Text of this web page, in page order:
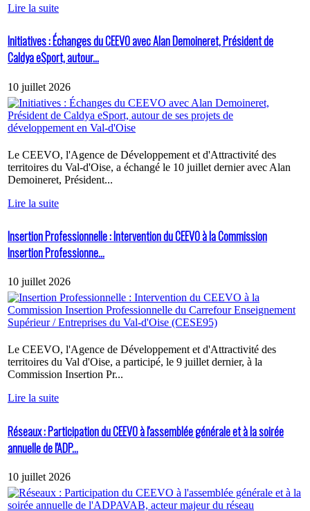
Lire la suite
Initiatives : Échanges du CEEVO avec Alan Demoineret, Président de
Caldya eSport, autour...
10 juillet 2026
Le CEEVO, l'Agence de Développement et d'Attractivité des
territoires du Val-d'Oise, a échangé le 10 juillet dernier avec Alan
Demoineret, Président...
Lire la suite
Insertion Professionnelle : Intervention du CEEVO à la Commission
Insertion Professionne...
10 juillet 2026
Le CEEVO, l'Agence de Développement et d'Attractivité des
territoires du Val d'Oise, a participé, le 9 juillet dernier, à la
Commission Insertion Pr...
Lire la suite
Réseaux : Participation du CEEVO à l'assemblée générale et à la soirée
annuelle de l'ADP...
10 juillet 2026